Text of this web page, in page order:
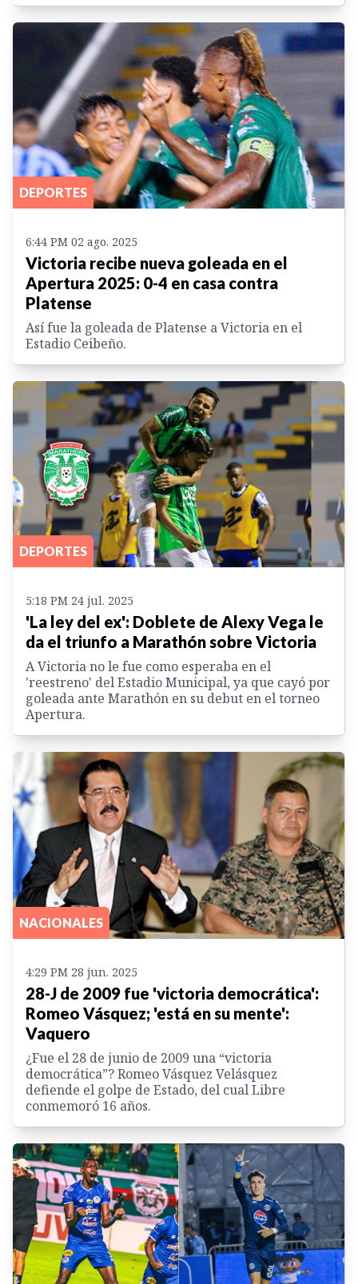
DEPORTES
6:44 PM 02 ago. 2025
Victoria recibe nueva goleada en el
Apertura 2025: 0-4 en casa contra
Platense
Así fue la goleada de Platense a Victoria en el
Estadio Ceibeño.
DEPORTES
5:18 PM 24 jul. 2025
'La ley del ex': Doblete de Alexy Vega le
da el triunfo a Marathón sobre Victoria
A Victoria no le fue como esperaba en el
'reestreno' del Estadio Municipal, ya que cayó por
goleada ante Marathón en su debut en el torneo
Apertura.
NACIONALES
4:29 PM 28 jun. 2025
28-J de 2009 fue 'victoria democrática':
Romeo Vásquez; 'está en su mente':
Vaquero
¿Fue el 28 de junio de 2009 una “victoria
democrática”? Romeo Vásquez Velásquez
defiende el golpe de Estado, del cual Libre
conmemoró 16 años.